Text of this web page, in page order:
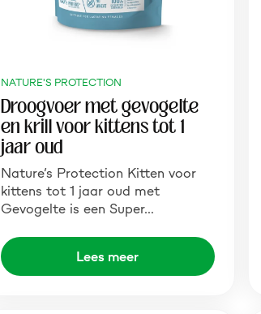
NATURE'S PROTECTION
Droogvoer met gevogelte
en krill voor kittens tot 1
jaar oud
Nature’s Protection Kitten voor
kittens tot 1 jaar oud met
Gevogelte is een Super…
Lees meer